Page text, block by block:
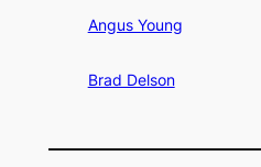
Angus Young
Brad Delson